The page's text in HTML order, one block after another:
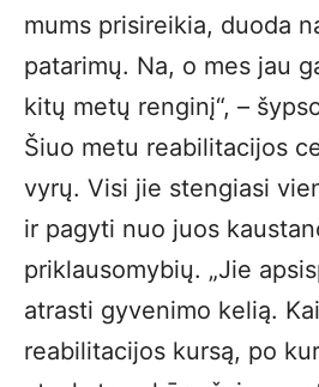
mums prisireikia, duoda
patarimų. Na, o mes jau
kitų metų renginį“, –
Šiuo metu reabilitacijos
vyrų. Visi jie stengiasi
ir pagyti nuo juos
priklausomybių. „Jie
atrasti gyvenimo kelią.
reabilitacijos kursą, po